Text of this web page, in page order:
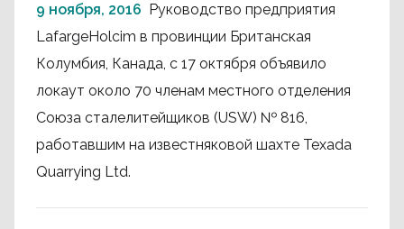
9 ноября, 2016 Руководство предприятия
LafargeHolcim в провинции Британская
Колумбия, Канада, с 17 октября объявило
локаут около 70 членам местного отделения
Союза сталелитейщиков (USW) № 816,
работавшим на известняковой шахте Texada
Quarrying Ltd.